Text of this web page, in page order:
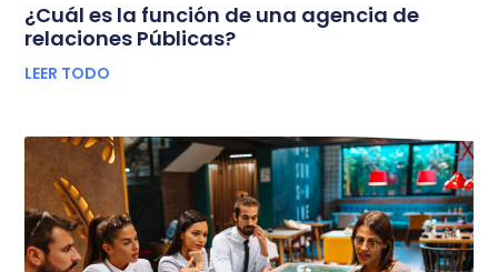
¿Cuál es la función de una agencia de
relaciones Públicas?
LEER TODO